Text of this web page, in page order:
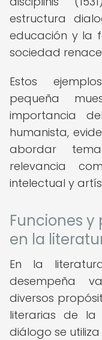
estructura
educación y la
sociedad
Estos
pequeña
importancia
humanista,
abordar
relevancia
intelectual y
Funciones y
en la
En la
desempeña
diversos
literarias de la
diálogo se